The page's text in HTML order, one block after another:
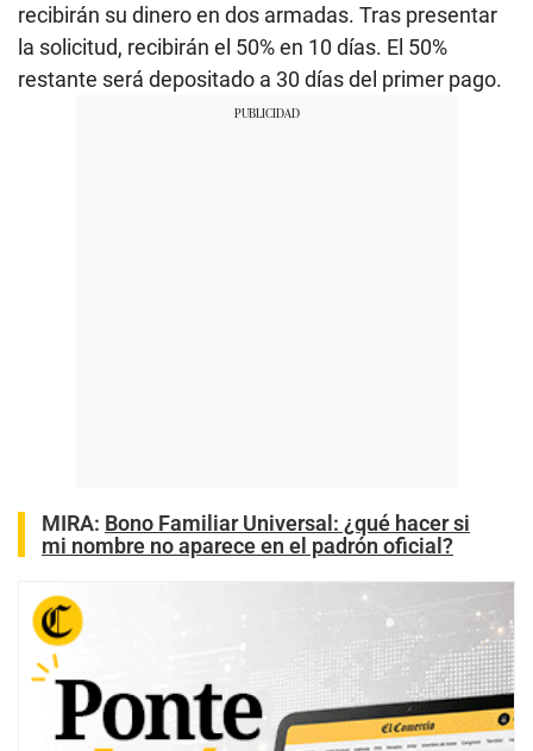
recibirán su dinero en dos armadas. Tras presentar
la solicitud, recibirán el 50% en 10 días. El 50%
restante será depositado a 30 días del primer pago.
MIRA: Bono Familiar Universal: ¿qué hacer si
mi nombre no aparece en el padrón oficial?